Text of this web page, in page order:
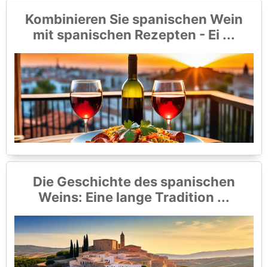
Kombinieren Sie spanischen Wein
mit spanischen Rezepten - Ei ...
Die Geschichte des spanischen
Weins: Eine lange Tradition ...